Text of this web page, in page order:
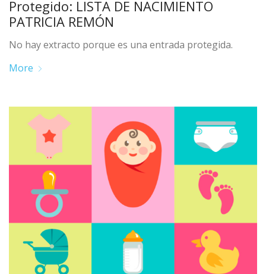
Protegido: LISTA DE NACIMIENTO
PATRICIA REMÓN
No hay extracto porque es una entrada protegida.
More